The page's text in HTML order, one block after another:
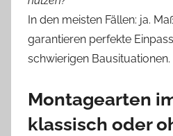
In den meisten Fällen: ja.
garantieren perfekte
schwierigen Bausituationen.
Montagearten
klassisch oder